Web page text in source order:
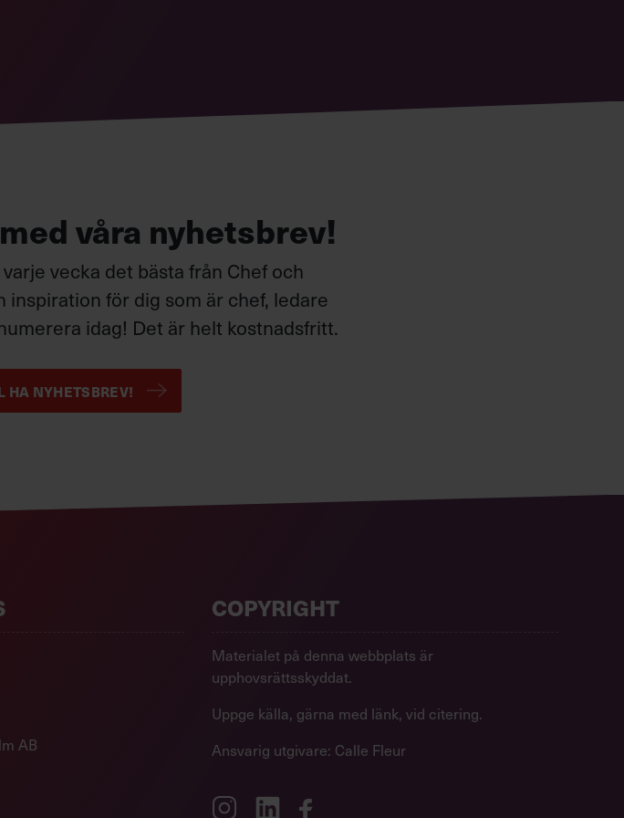
våra nyhetsbrev!
vecka det bästa från Chef och
för dig som är chef, ledare
idag! Det är helt kostnadsfritt.
HA NYHETSBREV!
AB
COPYRIGHT
Materialet på denna webbplats är
upphovsrättsskyddat.
Uppge källa, gärna med länk, vid citering.
Ansvarig utgivare: Calle Fleur